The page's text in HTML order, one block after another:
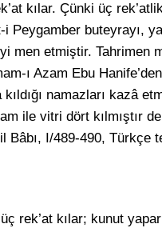
kılar. Çünki üç
Peygamber buteyrayı,
men etmiştir. Tahrimen
ı Azam Ebu
namazları kazâ
ile vitri dört kılmıştır
Bâbı, I/489-490, Türkçe
rek’at kılar; kunut